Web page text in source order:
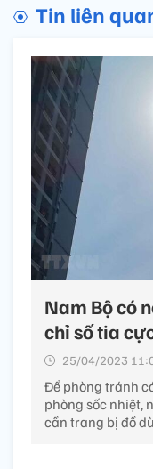
Tin liên
Nam Bộ có
chỉ số tia
25/04/2023
Để phòng tránh
phòng sốc nhiệt,
cần trang bị đồ